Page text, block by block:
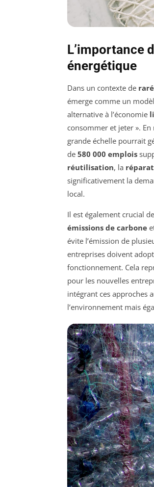
L’importance
énergétique
Dans un contexte de
émerge comme un
alternative à l’économie
consommer et jeter ».
grande échelle pourrait
de 580 000 emplois
réutilisation, la
significativement la
local.
Il est également crucial
émissions de carbone
évite l’émission de
entreprises doivent
fonctionnement. Cela
pour les nouvelles
intégrant ces approches
l’environnement mais